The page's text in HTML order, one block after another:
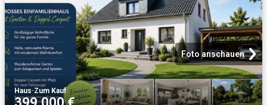
Foto anschauen
Haus·Zum Kauf